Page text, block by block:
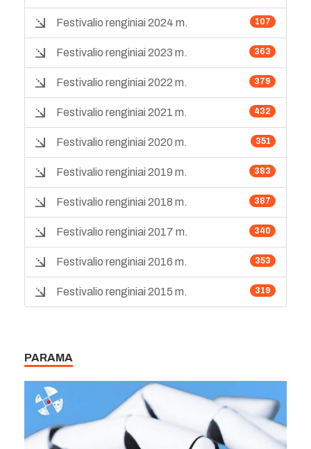
107
Festivalio renginiai 2024 m.
363
Festivalio renginiai 2023 m.
379
Festivalio renginiai 2022 m.
432
Festivalio renginiai 2021 m.
351
Festivalio renginiai 2020 m.
383
Festivalio renginiai 2019 m.
387
Festivalio renginiai 2018 m.
340
Festivalio renginiai 2017 m.
353
Festivalio renginiai 2016 m.
319
Festivalio renginiai 2015 m.
PARAMA